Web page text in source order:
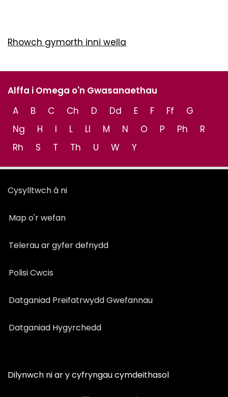
Rhowch gymorth inni wella
Alffa i Omega o'n Gwasanaethau
A
B C Ch D Dd E F Ff
G
Ng
H I L Ll M N O P Ph
R
Rh
S T Th U W Y
Cysylltwch â ni
Map o'r wefan
Telerau ar gyfer defnydd
Polisi Cwcis
Datganiad Preifatrwydd Gwefannau
Datganiad Hygyrchedd
Dilynwch ni ar y cyfryngau cymdeithasol